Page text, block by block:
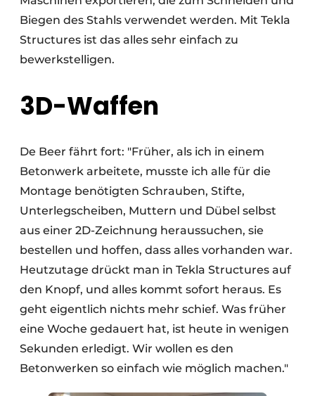
Biegen des Stahls verwendet werden. Mit Tekla
Structures ist das alles sehr einfach zu
bewerkstelligen.
3D-Waffen
De Beer fährt fort: "Früher, als ich in einem
Betonwerk arbeitete, musste ich alle für die
Montage benötigten Schrauben, Stifte,
Unterlegscheiben, Muttern und Dübel selbst
aus einer 2D-Zeichnung heraussuchen, sie
bestellen und hoffen, dass alles vorhanden war.
Heutzutage drückt man in Tekla Structures auf
den Knopf, und alles kommt sofort heraus. Es
geht eigentlich nichts mehr schief. Was früher
eine Woche gedauert hat, ist heute in wenigen
Sekunden erledigt. Wir wollen es den
Betonwerken so einfach wie möglich machen."